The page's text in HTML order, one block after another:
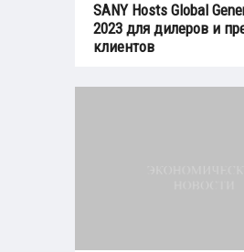
SANY Hosts Global
2023 для дилеров и
клиентов